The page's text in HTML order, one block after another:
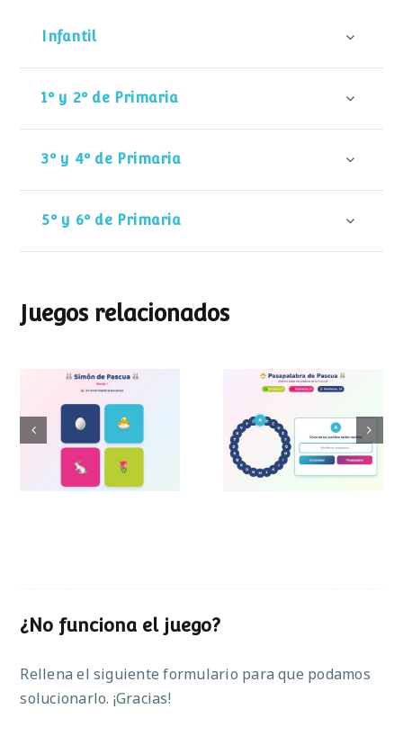
Infantil
1º y 2º de Primaria
3º y 4º de Primaria
5º y 6º de Primaria
Juegos relacionados
Simon de Pascua
Pasapalabra de
Pascua
¿No funciona el juego?
Rellena el siguiente formulario para que podamos
solucionarlo. ¡Gracias!